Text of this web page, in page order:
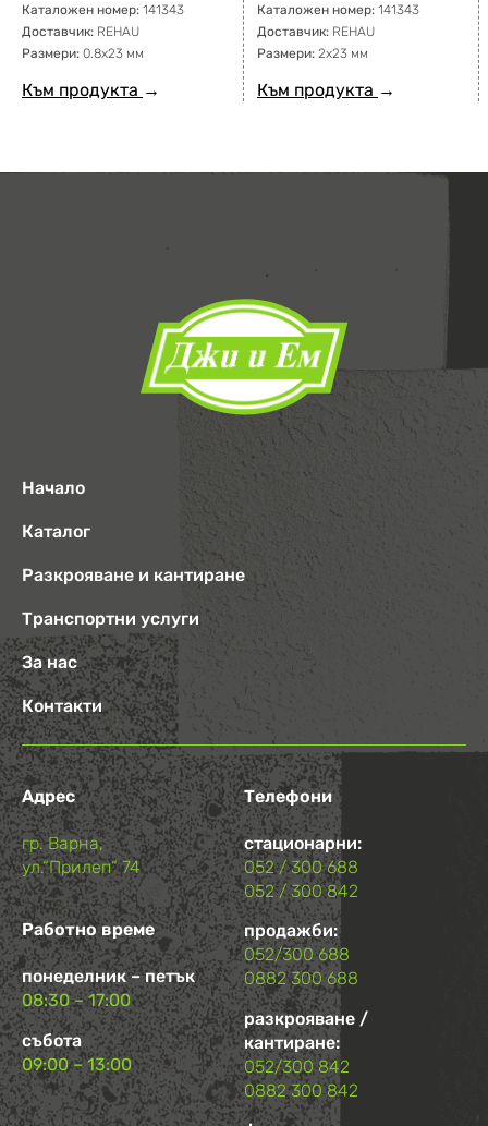
Каталожен номер: 141343
Доставчик: REHAU
Размери: 0.8х23 мм
Към продукта →
Каталожен номер: 141343
Доставчик: REHAU
Размери: 2х23 мм
Към продукта →
Начало
Каталог
Разкрояване и кантиране
Транспортни услуги
За нас
Контакти
Адрес
гр. Варна,
ул.“Прилеп“ 74
Работно време
понеделник – петък
08:30 – 17:00
събота
09:00 – 13:00
Телефони
стационарни:
052 / 300 688
052 / 300 842
продажби:
052/300 688
0882 300 688
разкрояване /
кантиране:
052/300 842
0882 300 842